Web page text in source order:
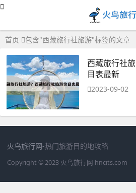
首页 包含"西藏旅行社旅游"标签的文章
西藏旅行社
目表最新
2023-09-02
火鸟旅行网-热门旅游目的地攻略
Copyright © 2023 火鸟旅行网 hncits.com